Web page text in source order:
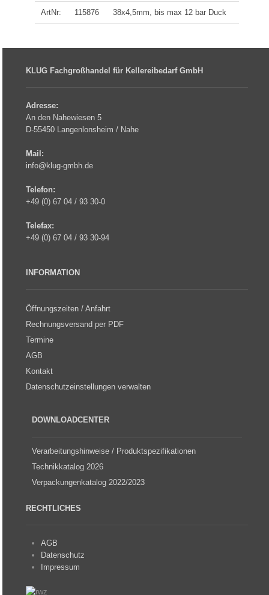
ArtNr: 115876 38x4,5mm, bis max 12 bar Duck
KLUG Fachgroßhandel für Kellereibedarf GmbH
Adresse:
An den Nahewiesen 5
D-55450 Langenlonsheim / Nahe
Mail:
info@klug-gmbh.de
Telefon:
+49 (0) 67 04 / 93 30-0
Telefax:
+49 (0) 67 04 / 93 30-94
INFORMATION
Öffnungszeiten / Anfahrt
Rechnungsversand per PDF
Termine
AGB
Kontakt
Datenschutzeinstellungen verwalten
DOWNLOADCENTER
Verarbeitungshinweise / Produktspezifikationen
Technikkatalog 2026
Verpackungenkatalog 2022/2023
RECHTLICHES
AGB
Datenschutz
Impressum